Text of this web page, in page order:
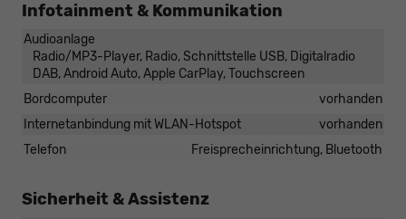
Infotainment & Kommunikation
Audioanlage
Radio/MP3-Player, Radio, Schnittstelle USB, Digitalradio
DAB, Android Auto, Apple CarPlay, Touchscreen
Bordcomputer
vorhanden
Internetanbindung mit WLAN-Hotspot
vorhanden
Telefon
Freisprecheinrichtung, Bluetooth
Sicherheit & Assistenz